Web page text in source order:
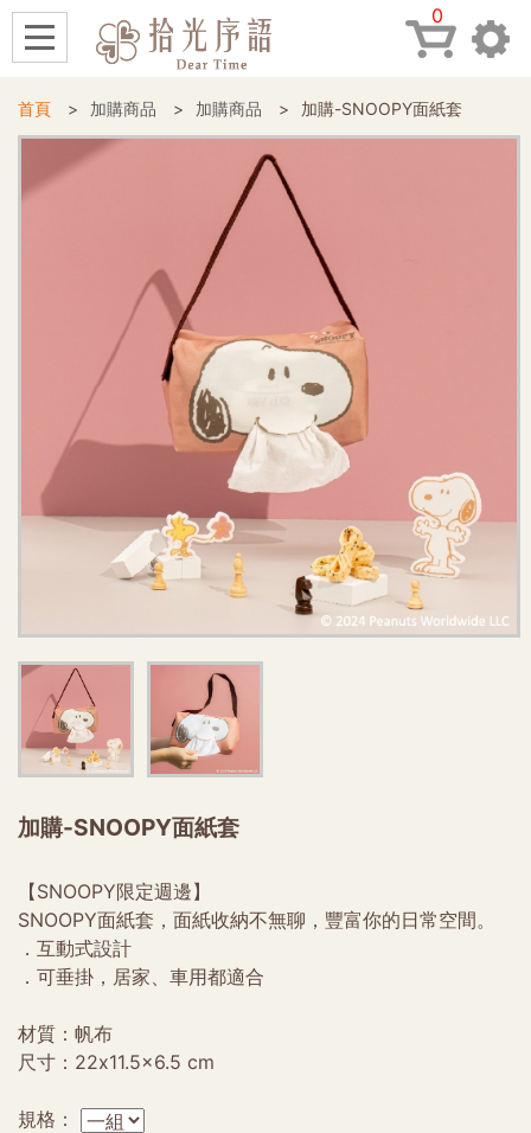
首頁 加購商品 加購商品 加購-SNOOPY面紙套
加購-SNOOPY面紙套
【SNOOPY限定週邊】
SNOOPY面紙套，面紙收納不無聊，豐富你的日常空間。
．互動式設計
．可垂掛，居家、車用都適合
材質：帆布
尺寸：22x11.5x6.5 cm
規格：
0